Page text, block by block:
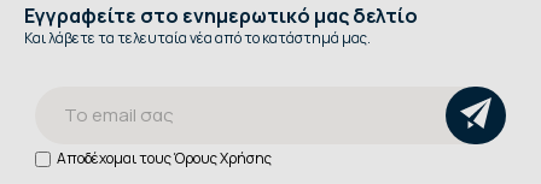
Εγγραφείτε στο ενημερωτικό μας δελτίο
Και λάβετε τα τελευταία νέα από το κατάστημά μας.
Αποδέχομαι τουςΌρους Χρήσης